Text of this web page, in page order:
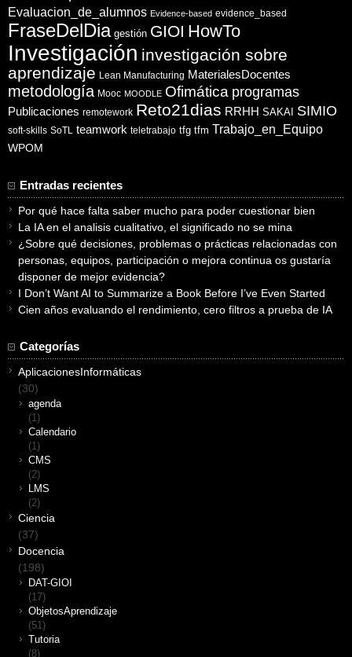
Evaluacion_de_alumnos Evidence-based evidence_based
FraseDelDia gestión GIOI HowTo
Investigación investigación sobre
aprendizaje Lean Manufacturing MaterialesDocentes
metodología Mooc MOODLE Ofimática programas
Publicaciones remotework Reto21dias RRHH SAKAI SIMIO
soft-skills SoTL teamwork teletrabajo tfg tfm Trabajo_en_Equipo
WPOM
Entradas recientes
Por qué hace falta saber mucho para poder cuestionar bien
La IA en el analisis cualitativo, el significado no se mina
¿Sobre qué decisiones, problemas o prácticas relacionadas con
personas, equipos, participación o mejora continua os gustaría
disponer de mejor evidencia?
I Don’t Want AI to Summarize a Book Before I’ve Even Started
Cien años evaluando el rendimiento, cero filtros a prueba de IA
Categorías
AplicacionesInformáticas
(30)
agenda
(1)
Calendario
(1)
CMS
(2)
LMS
(2)
Ciencia
(37)
Docencia
(198)
DAT-GIOI
(17)
ObjetosAprendizaje
(51)
Tutoria
(8)